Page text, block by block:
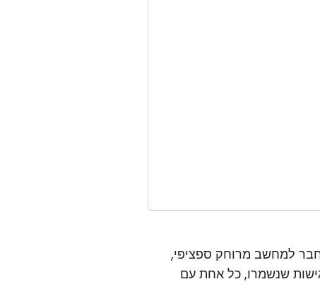
למחשב מרוחק ספציפי,
שנשמרו, כל אחת עם